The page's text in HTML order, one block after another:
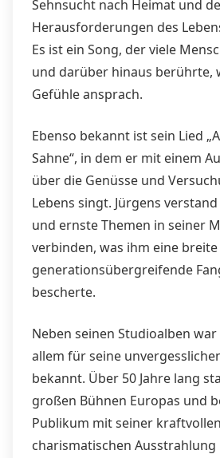
Sehnsucht nach Heimat und
Herausforderungen des
Es ist ein Song, der viele
und darüber hinaus berührte,
Gefühle ansprach.
Ebenso bekannt ist sein Lied
Sahne“, in dem er mit einem
über die Genüsse und
Lebens singt. Jürgens
und ernste Themen in seiner
verbinden, was ihm eine
generationsübergreifende
bescherte.
Neben seinen Studioalben
allem für seine
bekannt. Über 50 Jahre lang
großen Bühnen Europas und
Publikum mit seiner
charismatischen Ausstrahlung